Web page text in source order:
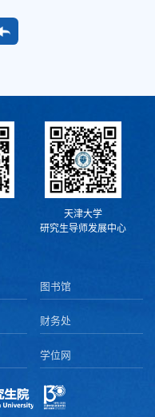
天津大学
研究生导师发展中心
图书馆
财务处
学位网